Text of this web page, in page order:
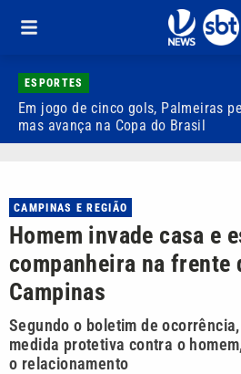
ESPORTES
Em jogo de cinco gols, Palmeiras
mas avança na Copa do Brasil
CAMPINAS E REGIÃO
Homem invade casa e
companheira na frente
Campinas
Segundo o boletim de
medida protetiva contra o
o relacionamento